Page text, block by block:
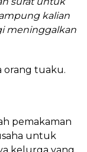
kalian
meninggalkan
orang tuaku.
pemakaman
untuk
kelurga yang